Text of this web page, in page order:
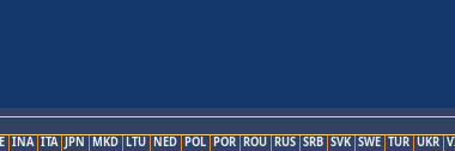
INA ITA JPN MKD LTU NED POL POR ROU RUS SRB SVK SWE TUR UKR